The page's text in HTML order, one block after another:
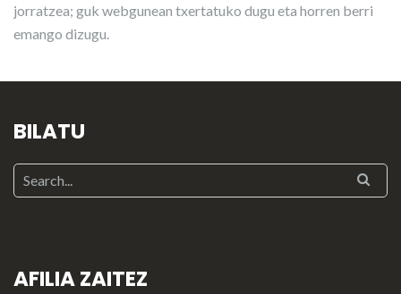
jorratzea; guk webgunean txertatuko dugu eta horren berri
emango dizugu.
BILATU
AFILIA ZAITEZ